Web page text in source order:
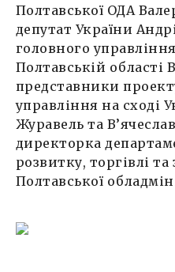
Полтавської ОДА
депутат України
головного
Полтавській області
представники
управління на сході
Журавель та
директорка
розвитку, торгівлі
Полтавської